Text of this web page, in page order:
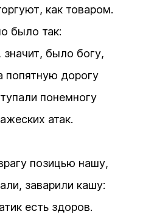
как товаром.
было так:
значит, было богу,
попятную дорогу
понемногу
атак.
позицью нашу,
заварили кашу:
есть здоров.